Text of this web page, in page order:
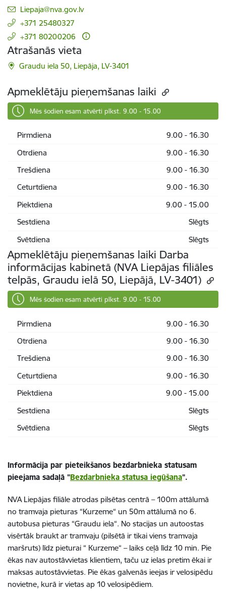
E-pasts:
Liepaja@nva.gov.lv
+371 25480327
+371 80200206
Atrašanās vieta
Graudu iela 50, Liepāja, LV-3401
Apmeklētāju pieņemšanas laiki
Mēs šodien esam atvērti plkst. 9.00 - 15.00
Pirmdiena
9.00 - 16.30
Otrdiena
9.00 - 16.30
Trešdiena
9.00 - 16.30
Ceturtdiena
9.00 - 16.30
Piektdiena
9.00 - 15.00
Sestdiena
Slēgts
Svētdiena
Slēgts
Apmeklētāju pieņemšanas laiki Darba
informācijas kabinetā (NVA Liepājas filiāles
telpās, Graudu ielā 50, Liepājā, LV-3401)
Mēs šodien esam atvērti plkst. 9.00 - 15.00
Pirmdiena
9.00 - 16.30
Otrdiena
9.00 - 16.30
Trešdiena
9.00 - 16.30
Ceturtdiena
9.00 - 16.30
Piektdiena
9.00 - 15.00
Sestdiena
Slēgts
Svētdiena
Slēgts
Informācija par pieteikšanos bezdarbnieka statusam
pieejama sadaļā "Bezdarbnieka statusa iegūšana".
NVA Liepājas filiāle atrodas pilsētas centrā – 100m attālumā
no tramvaja pieturas “Kurzeme“ un 50m attālumā no 6.
autobusa pieturas “Graudu iela“. No stacijas un autoostas
visērtāk braukt ar tramvaju (pilsētā ir tikai viens tramvaja
maršruts) līdz pieturai “ Kurzeme“ – laiks ceļā līdz 10 min. Pie
ēkas nav autostāvvietas klientiem, taču uz ielas pretim ēkai ir
maksas autostāvvietas. Pie ēkas galvenās ieejas ir velosipēdu
novietne, kurā ir vietas ap 10 velosipēdiem.